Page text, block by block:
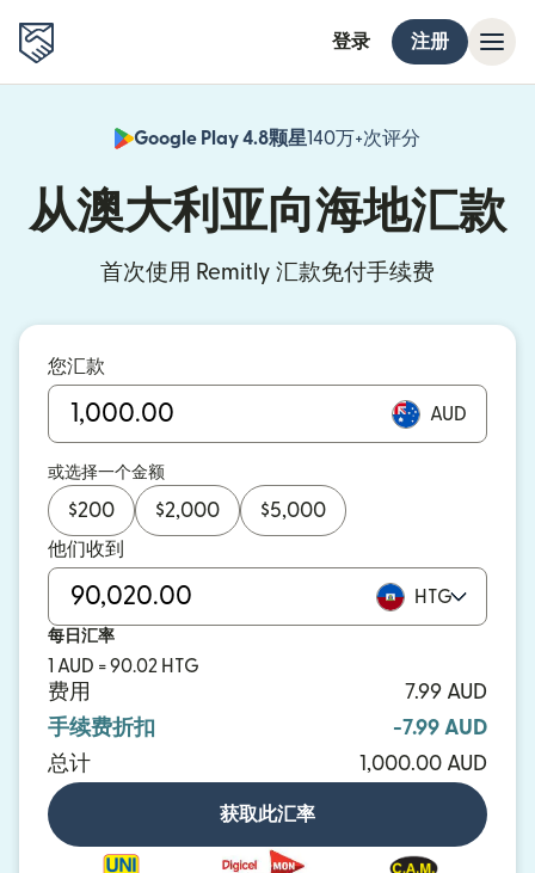
登录 注册
Google Play 4.8颗星140万+次评分
从澳大利亚向海地汇款
首次使用 Remitly 汇款免付手续费
您汇款
AUD
或选择一个金额
$200 $2,000 $5,000
他们收到
HTG
每日汇率
1 AUD = 90.02 HTG
费用
7.99 AUD
手续费折扣
-7.99 AUD
总计
1,000.00 AUD
获取此汇率